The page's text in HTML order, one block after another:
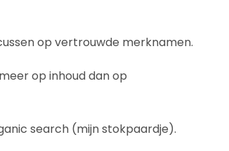
op vertrouwde merknamen.
op inhoud dan op
search (mijn stokpaardje).